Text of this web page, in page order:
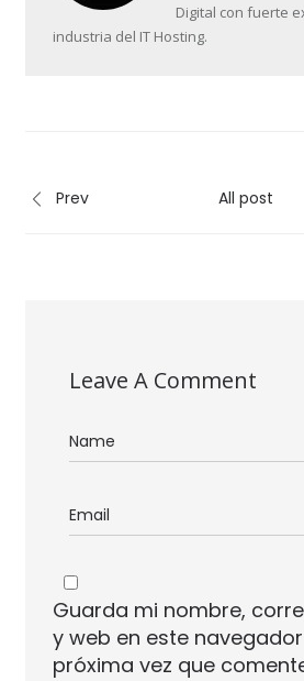
Digital con fuerte
industria del IT Hosting.
Prev All post
Leave A Comment
Guarda mi nombre,
y web en este
próxima vez que